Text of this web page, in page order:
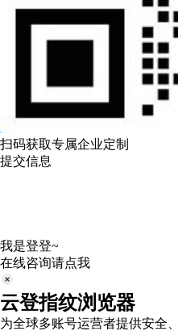
扫码获取专属企业定制
提交信息
我是登登~
在线咨询请点我
云登指纹浏览器
为全球多账号运营者提供安全